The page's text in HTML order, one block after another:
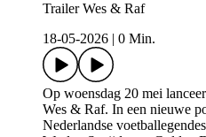
Trailer Wes & Raf
18-05-2026
0 Min.
Op woensdag 20 mei
Wes & Raf. In een nieuwe
Nederlandse